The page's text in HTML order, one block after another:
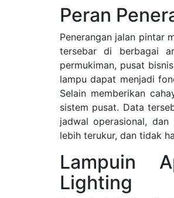
Peran
Penerangan jalan pintar
tersebar di berbagai
permukiman, pusat
lampu dapat menjadi
Selain memberikan
sistem pusat. Data
jadwal operasional,
lebih terukur, dan tidak
Lampuin
Lighting